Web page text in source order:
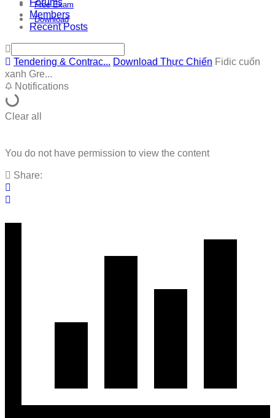
Free Exam
Download
Forums
Members
Recent Posts
Tendering & Contrac... Download Thực Chiến Fidic cuốn
xanh Gre...
Notifications
Clear all
You do not have permission to view the content
Share: